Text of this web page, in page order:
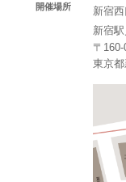
開催場所
新宿
新宿
〒
東京